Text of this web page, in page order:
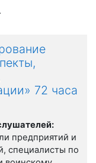
72 часа
предприятий и
специалисты по